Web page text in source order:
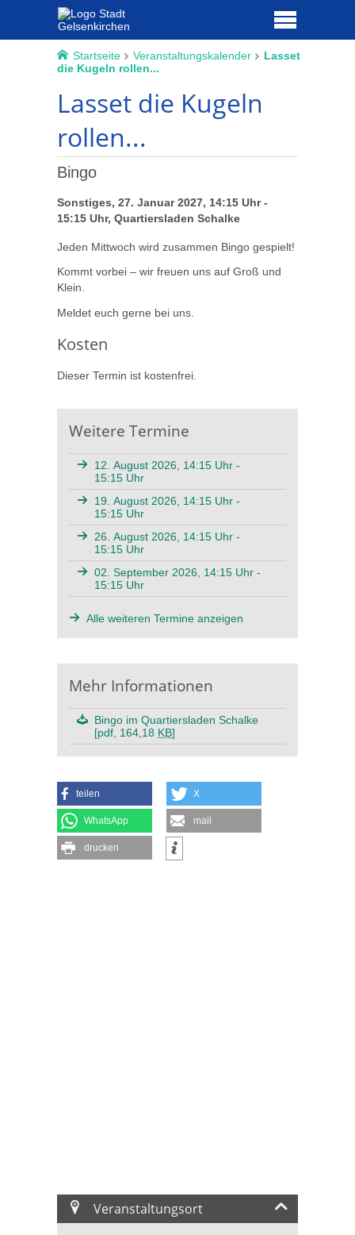
Startseite Veranstaltungskalender
Lasset
die Kugeln rollen...
Lasset die Kugeln
rollen...
Bingo
Sonstiges, 27. Januar 2027, 14:15 Uhr -
15:15 Uhr, Quartiersladen Schalke
Jeden Mittwoch wird zusammen Bingo gespielt!
Kommt vorbei – wir freuen uns auf Groß und
Klein.
Meldet euch gerne bei uns.
Kosten
Dieser Termin ist kostenfrei.
Weitere Termine
12. August 2026, 14:15 Uhr -
15:15 Uhr
19. August 2026, 14:15 Uhr -
15:15 Uhr
26. August 2026, 14:15 Uhr -
15:15 Uhr
02. September 2026, 14:15 Uhr -
15:15 Uhr
Alle weiteren Termine anzeigen
Mehr Informationen
Bingo im Quartiersladen Schalke
[pdf, 164,18 KB]
teilen X
WhatsApp mail
drucken
Veranstaltungsort